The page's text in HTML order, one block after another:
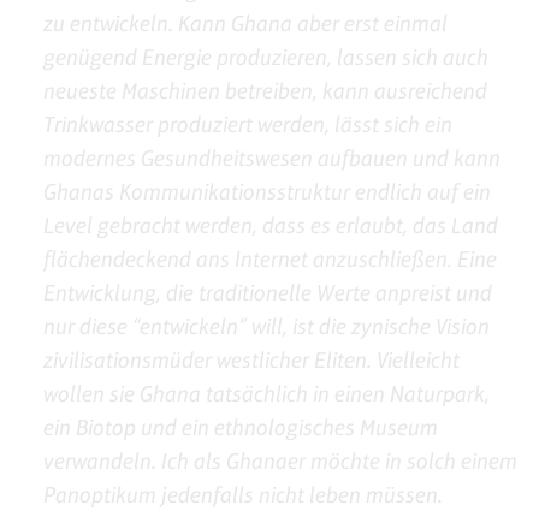
zu entwickeln. Kann Ghana aber erst einmal
genügend Energie produzieren, lassen sich auch
neueste Maschinen betreiben, kann ausreichend
Trinkwasser produziert werden, lässt sich ein
modernes Gesundheitswesen aufbauen und kann
Ghanas Kommunikationsstruktur endlich auf ein
Level gebracht werden, dass es erlaubt, das Land
flächendeckend ans Internet anzuschließen. Eine
Entwicklung, die traditionelle Werte anpreist und
nur diese “entwickeln” will, ist die zynische Vision
zivilisationsmüder westlicher Eliten. Vielleicht
wollen sie Ghana tatsächlich in einen Naturpark,
ein Biotop und ein ethnologisches Museum
verwandeln. Ich als Ghanaer möchte in solch einem
Panoptikum jedenfalls nicht leben müssen.